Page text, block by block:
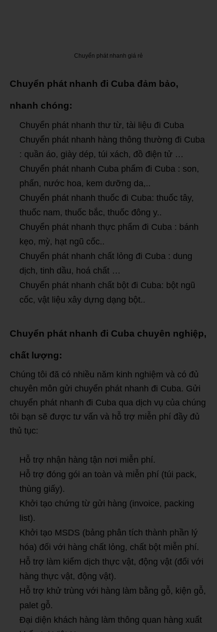
Chuyển phát nhanh giá rẻ
Chuyển phát nhanh đi Cuba đảm bảo,
nhanh chóng:
Chuyển phát nhanh thư từ, tài liệu đi Cuba
Chuyển phát nhanh hàng thông thường đi Cuba
: quần áo, giày dép, túi xách, đồ điện tử …
Chuyển phát nhanh Cuba phẩm đi Cuba : son,
phấn, nước hoa, kem dưỡng da,..
Chuyển phát nhanh thuốc đi Cuba: thuốc tây,
thuốc nam, thuốc bắc, thuốc đông y..
Chuyển phát nhanh thực phẩm đi Cuba : bánh
kẹo, mỳ, hạt ngũ cốc..
Chuyển phát nhanh chất lỏng đi Cuba : dung
dịch, tinh dầu, hoá chất …
Chuyển phát nhanh chất bột đi Cuba: bột ngũ
cốc, vật liệu xây dựng dạng bột..
Chuyển phát nhanh đi Cuba chuyên nghiệp,
chất lượng:
Chúng tôi đã có nhiều năm kinh nghiệm và có đủ
chuyên môn gửi chuyển phát nhanh đi Cuba. Gửi
chuyển phát nhanh đi Cuba qua dịch vụ của chúng
tôi bạn sẽ được tư vấn và hỗ trợ miễn phí đầy đủ
thủ tục:
Hỗ trợ nhận hàng tận nơi miễn phí.
Hỗ trợ đóng gói an toàn và miễn phí (túi pack,
thùng giấy).
Khởi tạo chứng từ gửi hàng (invoice, packing
list).
Khởi tạo MSDS (bảng phân tích thành phần lý
hóa) đối với hàng chất lỏng, chất bột miễn phí.
Hỗ trợ làm kiểm dịch thực vật, động vật (đối với
hàng thực vật, động vật).
Hỗ trợ khử trùng với hàng làm bằng gỗ, kiện gỗ,
palet gỗ.
Đại diện khách hàng làm thông quan hàng xuất